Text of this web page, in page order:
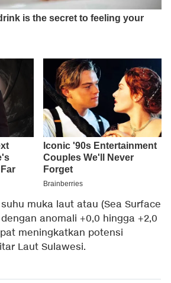
muka laut atau (Sea Surface
anomali +0,0 hingga +2,0
meningkatkan potensi
Laut Sulawesi.